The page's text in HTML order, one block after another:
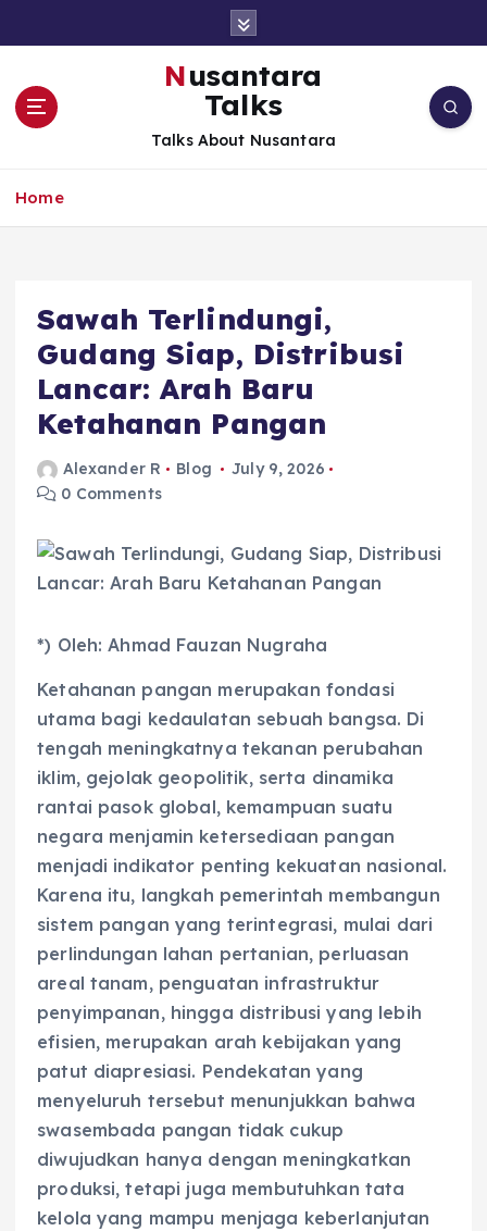
Nusantara
Talks
Talks About Nusantara
Home
Sawah Terlindungi,
Gudang Siap, Distribusi
Lancar: Arah Baru
Ketahanan Pangan
Alexander R Blog
July 9, 2026
0 Comments
*) Oleh: Ahmad Fauzan Nugraha
Ketahanan pangan merupakan fondasi
utama bagi kedaulatan sebuah bangsa. Di
tengah meningkatnya tekanan perubahan
iklim, gejolak geopolitik, serta dinamika
rantai pasok global, kemampuan suatu
negara menjamin ketersediaan pangan
menjadi indikator penting kekuatan nasional.
Karena itu, langkah pemerintah membangun
sistem pangan yang terintegrasi, mulai dari
perlindungan lahan pertanian, perluasan
areal tanam, penguatan infrastruktur
penyimpanan, hingga distribusi yang lebih
efisien, merupakan arah kebijakan yang
patut diapresiasi. Pendekatan yang
menyeluruh tersebut menunjukkan bahwa
swasembada pangan tidak cukup
diwujudkan hanya dengan meningkatkan
produksi, tetapi juga membutuhkan tata
kelola yang mampu menjaga keberlanjutan